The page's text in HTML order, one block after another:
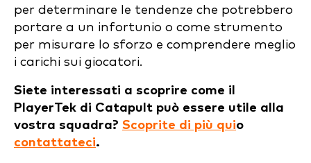
per determinare le tendenze che potrebbero
portare a un infortunio o come strumento
per misurare lo sforzo e comprendere meglio
i carichi sui giocatori.
Siete interessati a scoprire come il
PlayerTek di Catapult può essere utile alla
vostra squadra? Scoprite di più quio
contattateci.